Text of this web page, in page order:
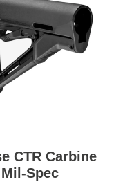
CTR Carbine
Mil-Spec